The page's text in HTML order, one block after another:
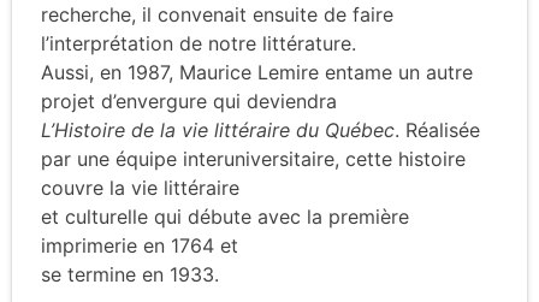
recherche, il convenait ensuite de faire
l’interprétation de notre littérature.
Aussi, en 1987, Maurice Lemire entame un autre
projet d’envergure qui deviendra
L’Histoire de la vie littéraire du Québec. Réalisée
par une équipe interuniversitaire, cette histoire
couvre la vie littéraire
et culturelle qui débute avec la première
imprimerie en 1764 et
se termine en 1933.